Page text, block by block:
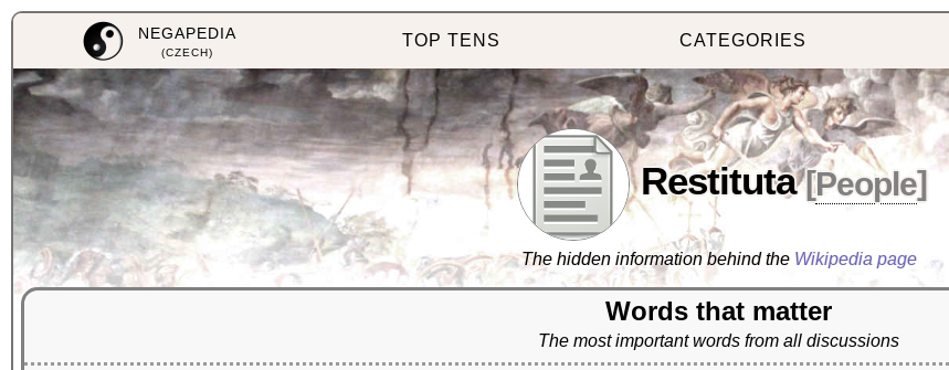
NEGAPEDIA
(CZECH)
TOP TENS CATEGORIES
Restituta [People]
The hidden information behind the Wikipedia page
Words that matter
The most important words from all discussions